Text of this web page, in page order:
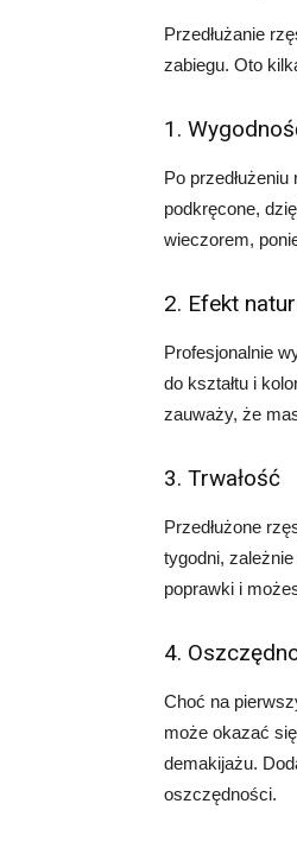
Przedłużanie
zabiegu. Oto
1.
Po
podkręcone,
wieczorem,
2. Efekt
Profesjonalnie
do kształtu i
zauważy, że
3. Trwałość
Przedłużone
tygodni,
poprawki i
4.
Choć na
może okazać
demakijażu.
oszczędności.